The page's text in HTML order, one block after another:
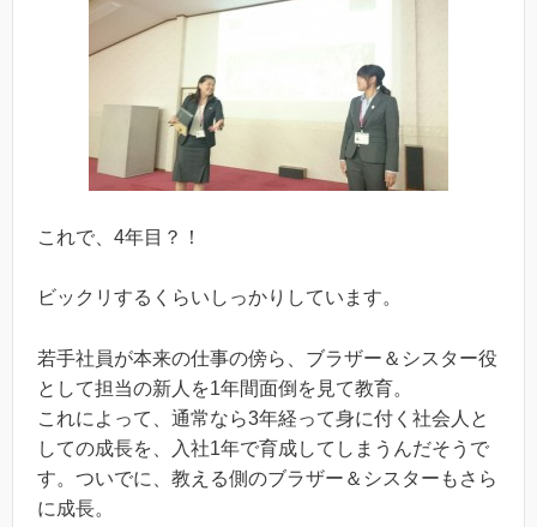
これで、4年目？！
ビックリするくらいしっかりしています。
若手社員が本来の仕事の傍ら、ブラザー＆シスター役
として担当の新人を1年間面倒を見て教育。
これによって、通常なら3年経って身に付く社会人と
しての成長を、入社1年で育成してしまうんだそうで
す。ついでに、教える側のブラザー＆シスターもさら
に成長。